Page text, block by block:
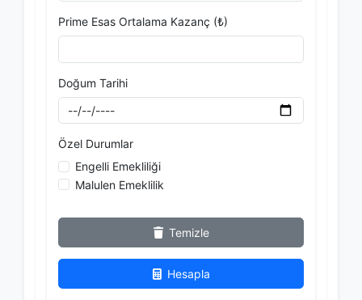
Prime Esas Ortalama Kazanç (₺)
Doğum Tarihi
Özel Durumlar
Engelli Emekliliği
Malulen Emeklilik
Temizle
Hesapla